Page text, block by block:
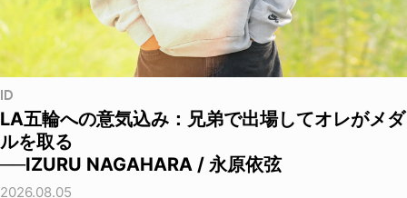
ID
LA五輪への意気込み：兄弟で出場してオレがメダ
ルを取る
──IZURU NAGAHARA / 永原依弦
2026.08.05